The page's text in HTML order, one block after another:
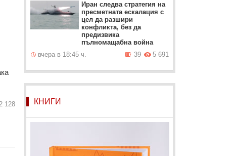
128
Иран следва стратегия на
пресметната ескалация с
цел да разшири
конфликта, без да
предизвика
пълномащабна война
вчера в 18:45 ч.
5 691
39
КНИГИ